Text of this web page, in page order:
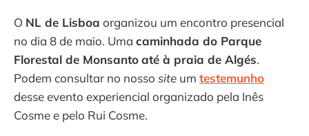
O NL de Lisboa organizou um encontro presencial
no dia 8 de maio. Uma caminhada do Parque
Florestal de Monsantoaté à praia de Algés.
Podem consultar no nosso site um testemunho
desse evento experiencial organizado pela Inês
Cosme e pelo Rui Cosme.